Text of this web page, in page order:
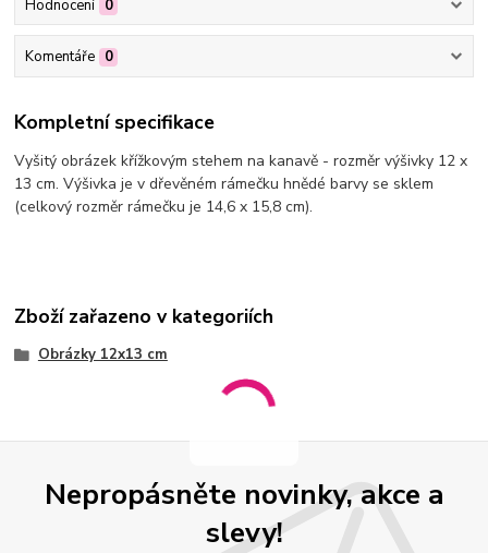
Hodnocení 0
Komentáře 0
Kompletní specifikace
Vyšitý obrázek křížkovým stehem na kanavě - rozměr výšivky 12 x
13 cm. Výšivka je v dřevěném rámečku hnědé barvy se sklem
(celkový rozměr rámečku je 14,6 x 15,8 cm).
Zboží zařazeno v kategoriích
Obrázky 12x13 cm
Nepropásněte novinky, akce a
slevy!